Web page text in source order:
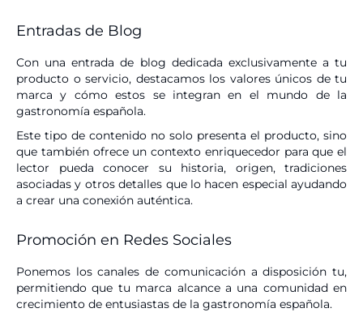
Entradas de Blog
Con una entrada de blog dedicada exclusivamente a tu
producto o servicio, destacamos los valores únicos de tu
marca y cómo estos se integran en el mundo de la
gastronomía española.
Este tipo de contenido no solo presenta el producto, sino
que también ofrece un contexto enriquecedor para que el
lector pueda conocer su historia, origen, tradiciones
asociadas y otros detalles que lo hacen especial ayudando
a crear una conexión auténtica.
Promoción en Redes Sociales
Ponemos los canales de comunicación a disposición tu,
permitiendo que tu marca alcance a una comunidad en
crecimiento de entusiastas de la gastronomía española.